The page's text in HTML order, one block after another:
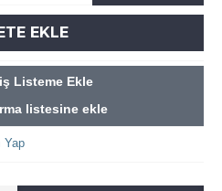
EKLE
Listeme Ekle
listesine ekle
Yap